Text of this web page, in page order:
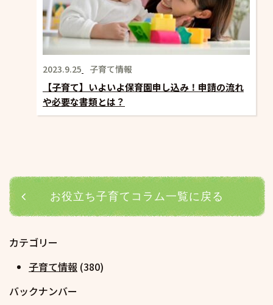
2023.9.25 子育て情報
【子育て】いよいよ保育園申し込み！申請の流れ
や必要な書類とは？
お役立ち子育てコラム一覧に戻る
カテゴリー
子育て情報 (380)
バックナンバー